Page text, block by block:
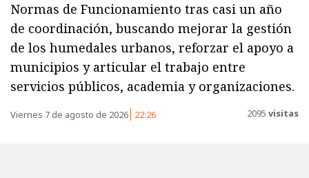
Normas de Funcionamiento tras casi un año
de coordinación, buscando mejorar la gestión
de los humedales urbanos, reforzar el apoyo a
municipios y articular el trabajo entre
servicios públicos, academia y organizaciones.
Viernes 7 de agosto de 2026 22:26 2095 visitas